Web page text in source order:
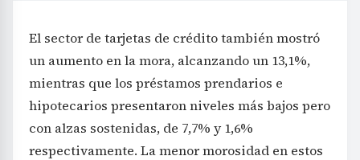
El sector de tarjetas de crédito también mostró
un aumento en la mora, alcanzando un 13,1%,
mientras que los préstamos prendarios e
hipotecarios presentaron niveles más bajos pero
con alzas sostenidas, de 7,7% y 1,6%
respectivamente. La menor morosidad en estos